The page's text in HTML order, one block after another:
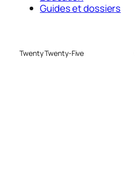
Guides et dossiers
Twenty Twenty-Five